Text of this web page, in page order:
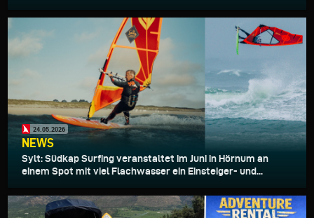
24.05.2026
NEWS
Sylt: Südkap Surfing veranstaltet im Juni in Hörnum an
einem Spot mit viel Flachwasser ein Einsteiger- und...